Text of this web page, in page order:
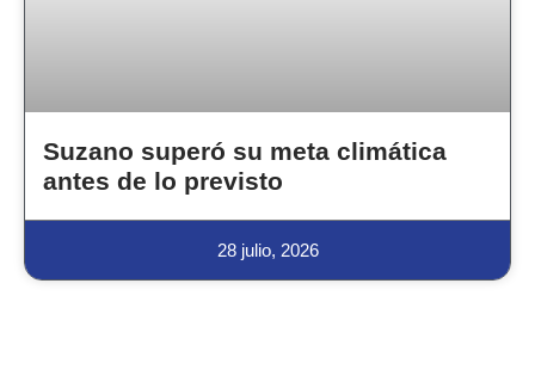
Suzano superó su meta climática
antes de lo previsto
28 julio, 2026